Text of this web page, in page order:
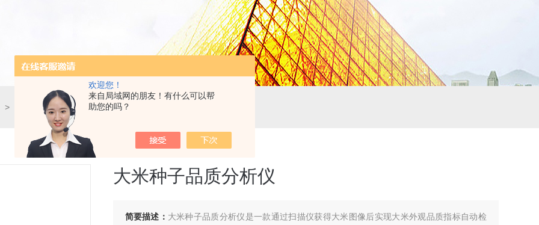
欢迎您！
来自局域网的朋友！有什么可以帮
助您的吗？
> JC-LBMZ-A大米种子品质分析仪
大米种子品质分析仪
简要描述： 大米种子品质分析仪是一款通过扫描仪获得大米图像后实现大米外观品质指标自动检